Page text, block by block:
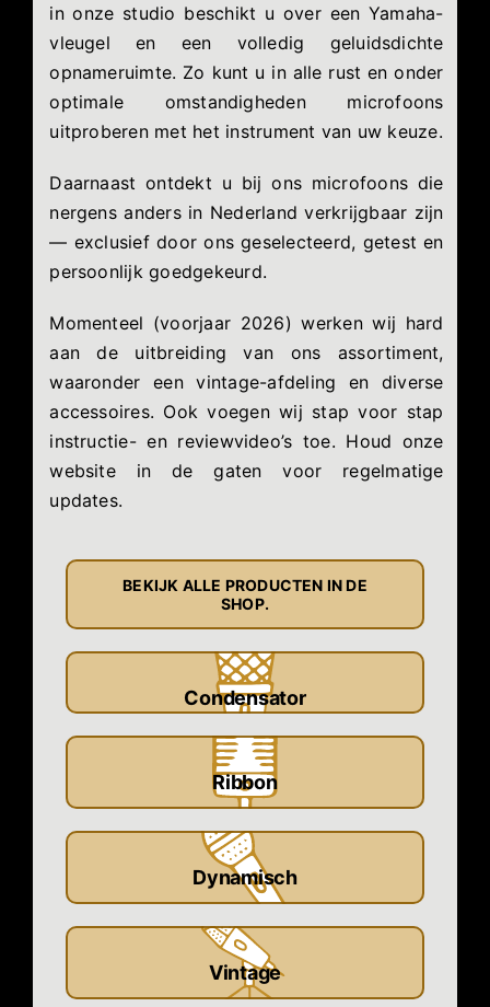
in onze studio beschikt u over een Yamaha-
vleugel en een volledig geluidsdichte
opnameruimte. Zo kunt u in alle rust en onder
optimale omstandigheden microfoons
uitproberen met het instrument van uw keuze.
Daarnaast ontdekt u bij ons microfoons die
nergens anders in Nederland verkrijgbaar zijn
— exclusief door ons geselecteerd, getest en
persoonlijk goedgekeurd.
Momenteel (voorjaar 2026) werken wij hard
aan de uitbreiding van ons assortiment,
waaronder een vintage-afdeling en diverse
accessoires. Ook voegen wij stap voor stap
instructie- en reviewvideo’s toe. Houd onze
website in de gaten voor regelmatige
updates.
BEKIJK ALLE PRODUCTEN IN DE
SHOP.
Condensator
Ribbon
Dynamisch
Vintage